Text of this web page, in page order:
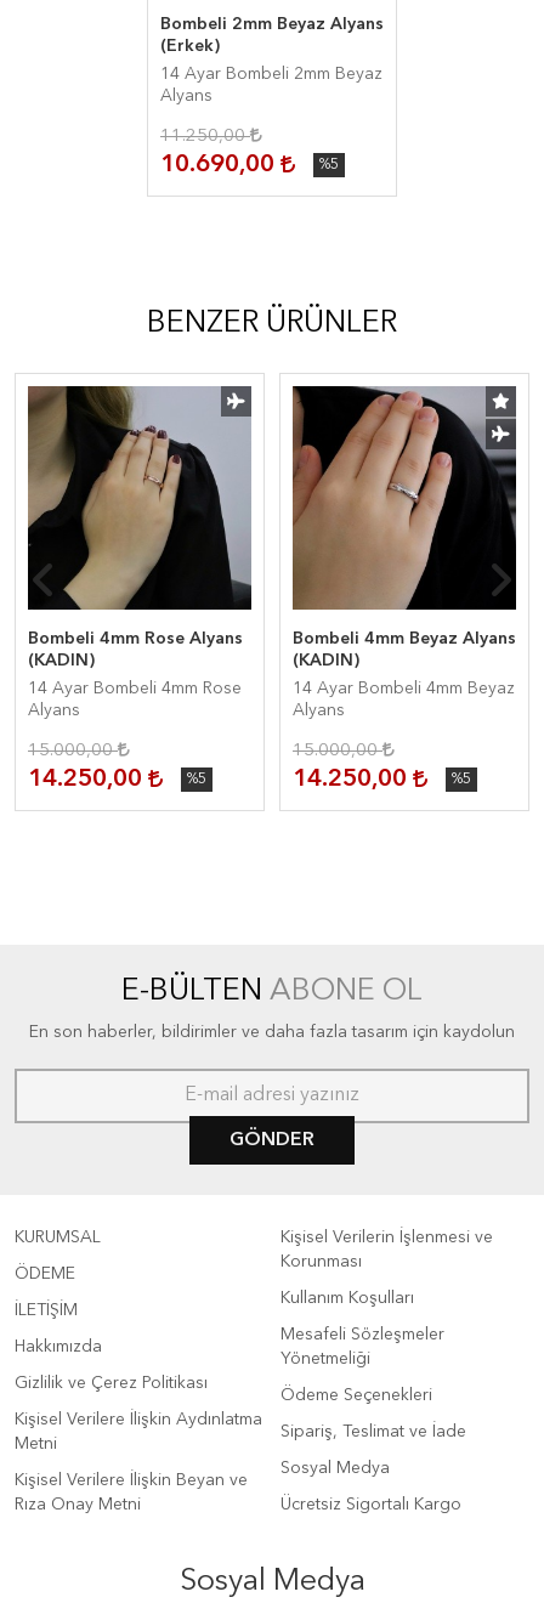
Bombeli 2mm Beyaz Alyans
(Erkek)
14 Ayar Bombeli 2mm Beyaz
Alyans
11.250,00
10.690,00 %5
BENZER ÜRÜNLER
Bombeli 4mm Rose Alyans
(KADIN)
14 Ayar Bombeli 4mm Rose
Alyans
15.000,00
14.250,00 %5
Bombeli 4mm Beyaz Alyans
(KADIN)
14 Ayar Bombeli 4mm Beyaz
Alyans
15.000,00
14.250,00 %5
E-BÜLTEN ABONE OL
En son haberler, bildirimler ve daha fazla tasarım için kaydolun
GÖNDER
KURUMSAL
ÖDEME
İLETİŞİM
Hakkımızda
Gizlilik ve Çerez Politikası
Kişisel Verilere İlişkin Aydınlatma
Metni
Kişisel Verilere İlişkin Beyan ve
Rıza Onay Metni
Kişisel Verilerin İşlenmesi ve
Korunması
Kullanım Koşulları
Mesafeli Sözleşmeler
Yönetmeliği
Ödeme Seçenekleri
Sipariş, Teslimat ve İade
Sosyal Medya
Ücretsiz Sigortalı Kargo
Sosyal Medya